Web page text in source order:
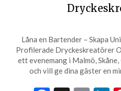
Låna en Bartender – Skapa
Profilerade Dryckeskreatörer
ett evenemang i Malmö,
och vill ge dina gäster en